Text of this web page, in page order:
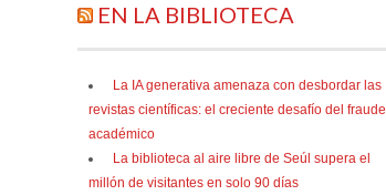
EN LA BIBLIOTECA
La IA generativa amenaza con desbordar las
revistas científicas: el creciente desafío del fraude
académico
La biblioteca al aire libre de Seúl supera el
millón de visitantes en solo 90 días